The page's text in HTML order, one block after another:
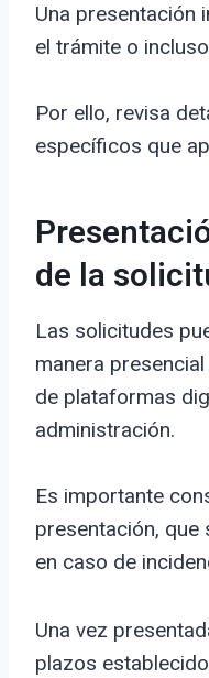
Una presentación
el trámite o
Por ello, revisa
específicos que
de la
Las solicitudes
manera
de plataformas
administración.
Es importante
presentación,
en caso de
Una vez
plazos